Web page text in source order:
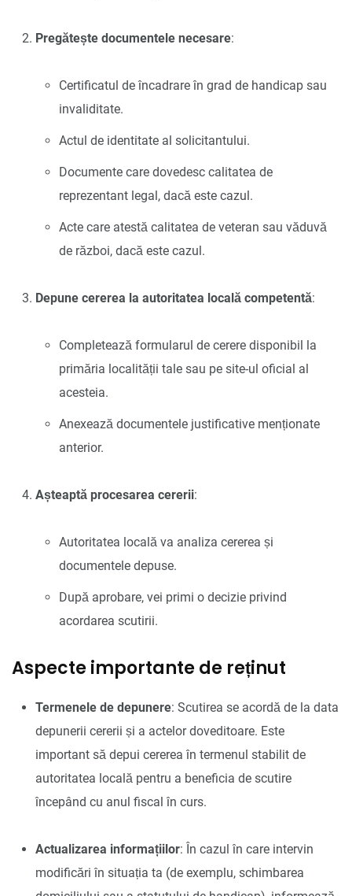
Pregătește documentele necesare:
Certificatul de încadrare în grad de handicap sau
invaliditate.
Actul de identitate al solicitantului.
Documente care dovedesc calitatea de
reprezentant legal, dacă este cazul.
Acte care atestă calitatea de veteran sau văduvă
de război, dacă este cazul.
Depune cererea la autoritatea locală competentă:
Completează formularul de cerere disponibil la
primăria localității tale sau pe site-ul oficial al
acesteia.
Anexează documentele justificative menționate
anterior.
Așteaptă procesarea cererii:
Autoritatea locală va analiza cererea și
documentele depuse.
După aprobare, vei primi o decizie privind
acordarea scutirii.
Aspecte importante de reținut
Termenele de depunere: Scutirea se acordă de la data
depunerii cererii și a actelor doveditoare. Este
important să depui cererea în termenul stabilit de
autoritatea locală pentru a beneficia de scutire
începând cu anul fiscal în curs.
Actualizarea informațiilor: În cazul în care intervin
modificări în situația ta (de exemplu, schimbarea